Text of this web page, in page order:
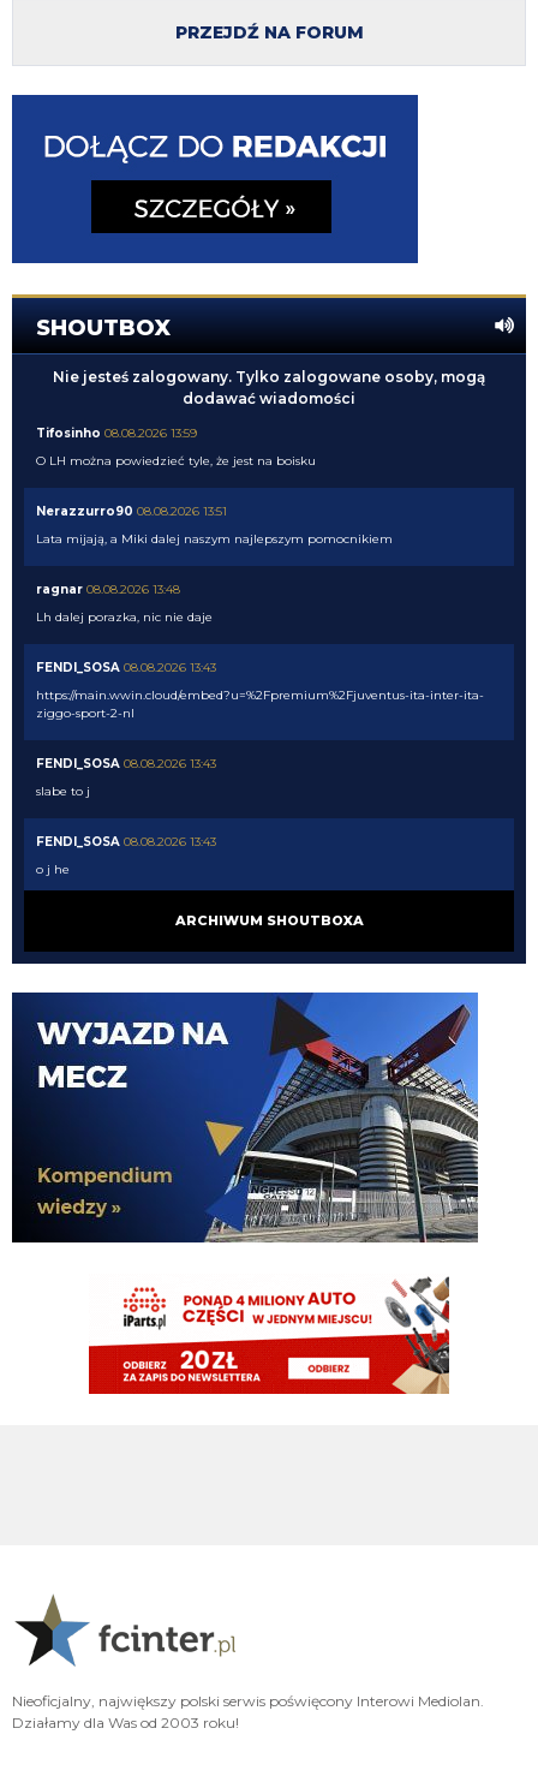
PRZEJDŹ NA FORUM
SHOUTBOX
Nie jesteś zalogowany. Tylko zalogowane osoby, mogą
dodawać wiadomości
Tifosinho 08.08.2026 13:59
O LH można powiedzieć tyle, że jest na boisku
Nerazzurro90 08.08.2026 13:51
Lata mijają, a Miki dalej naszym najlepszym pomocnikiem
ragnar 08.08.2026 13:48
Lh dalej porazka, nic nie daje
FENDI_SOSA 08.08.2026 13:43
https://main.wwin.cloud/embed?u=%2Fpremium%2Fjuventus-ita-inter-ita-
ziggo-sport-2-nl
FENDI_SOSA 08.08.2026 13:43
slabe to j
FENDI_SOSA 08.08.2026 13:43
o j he
08.08.2026 13:43
pepesanchez 08.08.2026 13:40
Dajcie link
Rebelde 08.08.2026 13:40
Chivu to chyba specialnie wystawił tego daremnego LH , zeby kibice
stwierdzili ze te 40mln to faktycznie lepiej przeznaczyc na wahadlowego niz
HHAAH !
08.08.2026 13:38
Sol Campbell chyba był kiedyś kapitanem Tottenhamu i poszedł sobie do
08.08.2026 13:36
oby go jakos kontuzje nie trapily w tym sezo
08.08.2026 13:36
dimash he
Xucatlan
Taki Vieri też zaliczał Inter, Milan i Juventus, a ma tu status legendy i nikt go
człowiekiem bez honoru nie nazywa.
Xucatlan
08.08.2026 13:26
ARCHIWUM SHOUTBOXA
Nieoficjalny, największy polski serwis poświęcony Interowi Mediolan.
Działamy dla Was od 2003 roku!